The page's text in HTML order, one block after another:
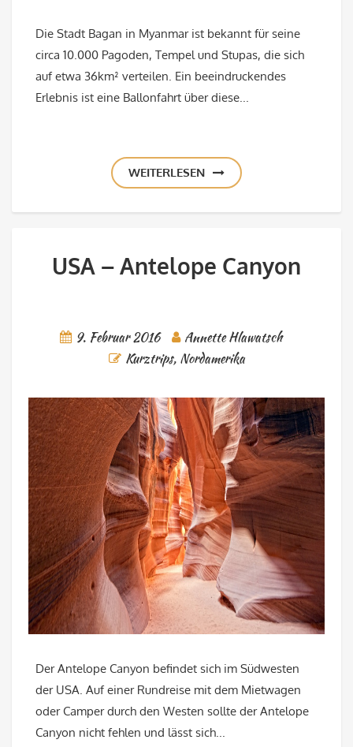
Die Stadt Bagan in Myanmar ist bekannt für seine
circa 10.000 Pagoden, Tempel und Stupas, die sich
auf etwa 36km² verteilen. Ein beeindruckendes
Erlebnis ist eine Ballonfahrt über diese...
WEITERLESEN
USA – Antelope Canyon
9. Februar 2016
Annette Hlawatsch
Kurztrips, Nordamerika
Der Antelope Canyon befindet sich im Südwesten
der USA. Auf einer Rundreise mit dem Mietwagen
oder Camper durch den Westen sollte der Antelope
Canyon nicht fehlen und lässt sich...